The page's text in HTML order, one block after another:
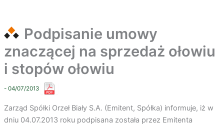
Podpisanie umowy
znaczącej na sprzedaż ołowiu
i stopów ołowiu
- 04/07/2013
Zarząd Spółki Orzeł Biały S.A. (Emitent, Spółka) informuje, iż w
dniu 04.07.2013 roku podpisana została przez Emitenta